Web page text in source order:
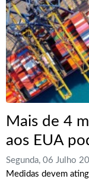
Mais de 4
aos EUA
Segunda, 06 Julho
Medidas devem